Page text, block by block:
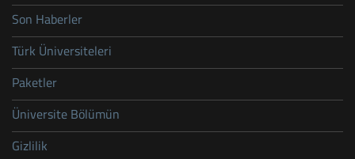
Son Haberler
Türk Üniversiteleri
Paketler
Üniversite Bölümün
Gizlilik